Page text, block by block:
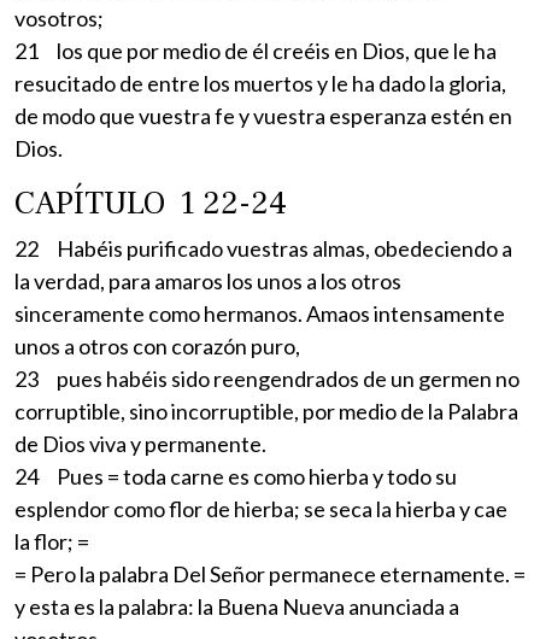
vosotros;
21 los que por medio de él creéis en Dios, que le ha
resucitado de entre los muertos y le ha dado la gloria,
de modo que vuestra fe y vuestra esperanza estén en
Dios.
CAPÍTULO 1 22-24
22 Habéis purificado vuestras almas, obedeciendo a
la verdad, para amaros los unos a los otros
sinceramente como hermanos. Amaos intensamente
unos a otros con corazón puro,
23 pues habéis sido reengendrados de un germen no
corruptible, sino incorruptible, por medio de la Palabra
de Dios viva y permanente.
24 Pues = toda carne es como hierba y todo su
esplendor como flor de hierba; se seca la hierba y cae
la flor; =
= Pero la palabra Del Señor permanece eternamente. =
y esta es la palabra: la Buena Nueva anunciada a